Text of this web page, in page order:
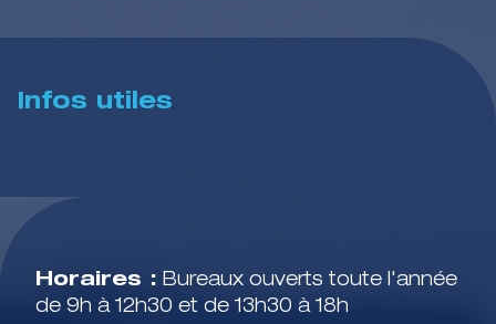
Infos utiles
Horaires : Bureaux ouverts toute l'année
de 9h à 12h30 et de 13h30 à 18h